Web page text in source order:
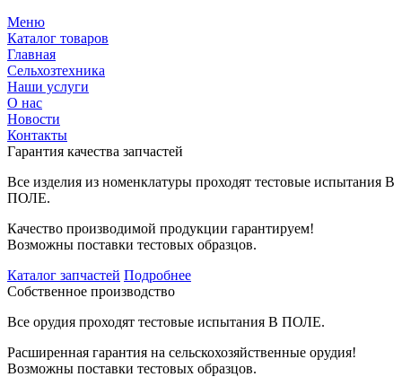
Меню
Каталог товаров
Главная
Сельхозтехника
Наши услуги
О нас
Новости
Контакты
Гарантия качества запчастей
Все изделия из номенклатуры проходят тестовые испытания В
ПОЛЕ.
Качество производимой продукции гарантируем!
Возможны поставки тестовых образцов.
Каталог запчастей Подробнее
Собственное производство
Все орудия проходят тестовые испытания В ПОЛЕ.
Расширенная гарантия на сельскохозяйственные орудия!
Возможны поставки тестовых образцов.